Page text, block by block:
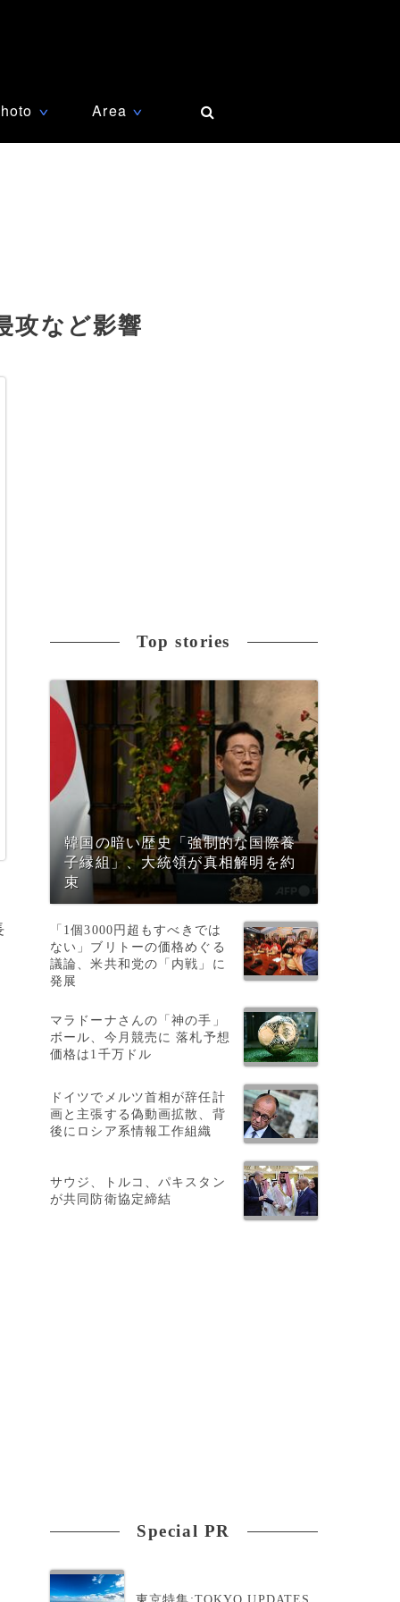
∨ Area ∨
攻など影響
Top stories
韓国の暗い歴史「強制的な国際養
子縁組」、大統領が真相解明を約
束
「1個3000円超もすべきでは
ない」ブリトーの価格めぐる
議論、米共和党の「内戦」に
発展
マラドーナさんの「神の手」
ボール、今月競売に 落札予想
価格は1千万ドル
ドイツでメルツ首相が辞任計
画と主張する偽動画拡散、背
後にロシア系情報工作組織
サウジ、トルコ、パキスタン
が共同防衛協定締結
Special PR
東京特集:TOKYO UPDATES